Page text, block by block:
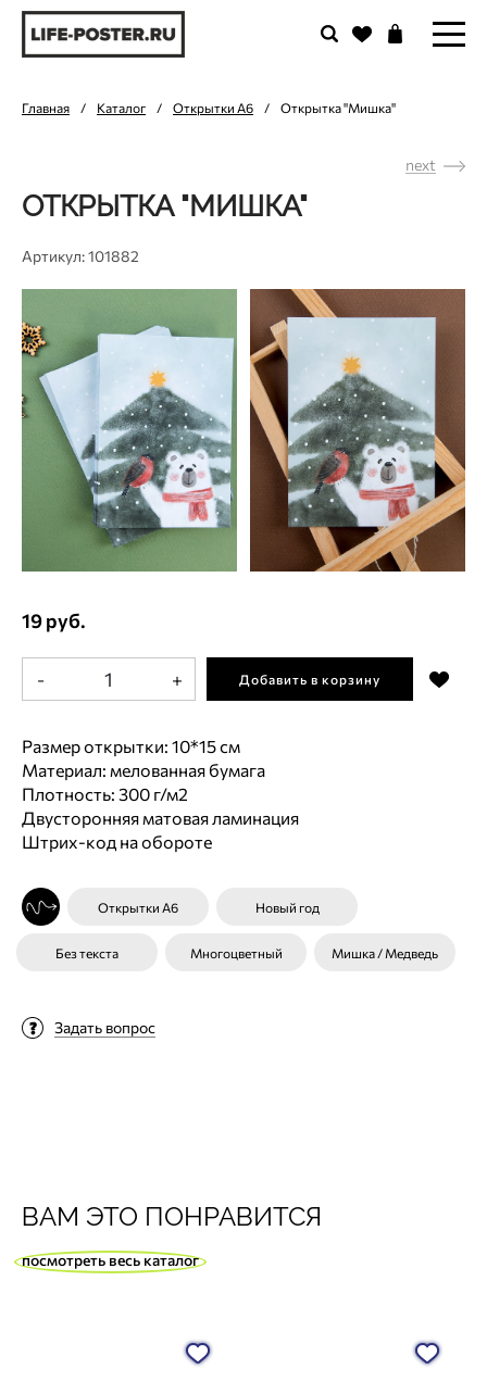
Главная / Каталог / Открытки А6 / Открытка "Мишка"
next
ОТКРЫТКА "МИШКА"
Артикул: 101882
19 руб.
- + Добавить в корзину
Размер открытки: 10*15 см
Материал: мелованная бумага
Плотность: 300 г/м2
Двусторонняя матовая ламинация
Штрих-код на обороте
Открытки А6 Новый год
Без текста Многоцветный Мишка / Медведь
Задать вопрос
ВАМ ЭТО ПОНРАВИТСЯ
посмотреть весь каталог